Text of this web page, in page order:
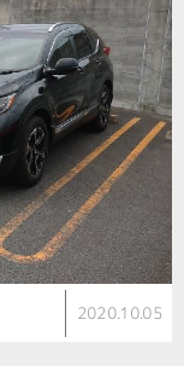
2020.10.05